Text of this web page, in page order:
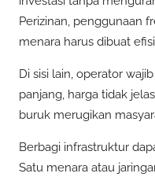
Perizinan, penggunaan
menara harus dibuat
Di sisi lain, operator
panjang, harga tidak
buruk merugikan
Berbagi infrastruktur
Satu menara atau